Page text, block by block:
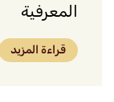
المعرفية
قراءة المزيد